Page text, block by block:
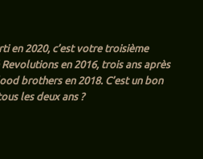
en 2020, c’est votre troisième
en 2016, trois ans après
brothers en 2018. C’est un bon
les deux ans ?